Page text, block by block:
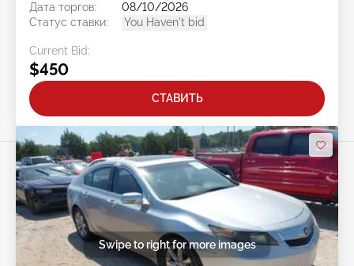
Дата торгов:
08/10/2026
Статус ставки:
You Haven't bid
Current Bid:
$450
СТАВИТЬ
Swipe to right for more images